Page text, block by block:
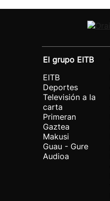
El grupo EITB
EITB
Deportes
Televisión a la
carta
Primeran
Gaztea
Makusi
Guau - Gure
Audioa